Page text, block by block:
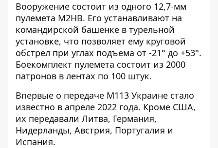
Вооружение состоит из одного 12,7-мм
пулемета M2HB. Его устанавливают на
командирской башенке в турельной
установке, что позволяет ему круговой
обстрел при углах подъема от -21° до +53°.
Боекомплект пулемета состоит из 2000
патронов в лентах по 100 штук.
Впервые о передаче М113 Украине стало
известно в апреле 2022 года. Кроме США,
их передавали Литва, Германия,
Нидерланды, Австрия, Португалия и
Испания.